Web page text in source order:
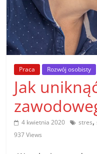
poznaj
te
Porady
praktyczne
porady
Praca Rozwój osobisty
Jak
4 kwietnia 2020 stres,
937 Views